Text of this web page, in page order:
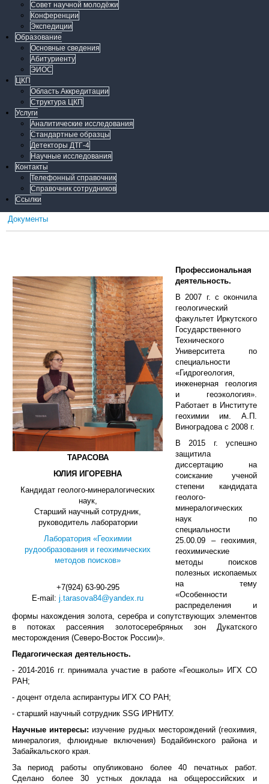
Совет научной молодёжи
Конференции
Экспедиции
Образование
Основные сведения
Абитуриенту
ЭИОС
ЦКП
Область Аккредитации
Структура ЦКП
Услуги
Аналитические исследования
Стандартные образцы
Детекторы ДТГ-4
Научные исследования
Контакты
Телефонный справочник
Справочник сотрудников
Ссылки
Документы
ТАРАСОВА
ЮЛИЯ ИГОРЕВНА
Кандидат геолого-минералогических
наук,
Старший научный сотрудник,
руководитель лаборатории
Лаборатория «Геохимии
рудообразования и геохимических
методов поисков»
+7(924) 63-90-295
E-mail: j.tarasova84@yandex.ru
Профессиональная
деятельность.
В 2007 г. с окончила
геологический
факультет Иркутского
Государственного
Технического
Университета по
специальности
«Гидрогеология,
инженерная геология
и геоэкология».
Работает в Институте
геохимии им. А.П.
Виноградова с 2008 г.
В 2015 г. успешно
защитила
диссертацию на
соискание ученой
степени кандидата
геолого-
минералогических
наук по
специальности
25.00.09 – геохимия,
геохимические
методы поисков
полезных ископаемых
на тему
«Особенности
распределения и
формы нахождения золота, серебра и сопутствующих элементов
в потоках рассеяния золотосеребряных зон Дукатского
месторождения (Северо-Восток России)».
Педагогическая деятельность.
- 2014-2016 гг. принимала участие в работе «Геошколы» ИГХ СО
РАН;
- доцент отдела аспирантуры ИГХ СО РАН;
- старший научный сотрудник SSG ИРНИТУ.
Научные интересы: изучение рудных месторождений (геохимия,
минералогия, флюидные включения) Бодайбинского района и
Забайкальского края.
За период работы опубликовано более 40 печатных работ.
Сделано более 30 устных доклада на общероссийских и